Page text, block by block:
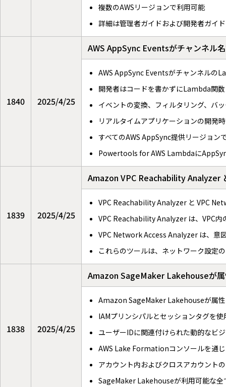
複数のAWSリージョンで利用可能
詳細は管理者ガイドおよび開発者ガイ
1840 2025/4/25
AWS AppSync Eventsがチャンネル
AWS AppSync Eventsがチャンネルの
開発者はコードを書かずにLambda関
イベントの変換、フィルタリング、バ
リアルタイムアプリケーションの開発
すべてのAWS AppSync提供リージョン
Powertools for AWS Lambdaに
1839 2025/4/25
Amazon VPC Reachability Analyzer
VPC Reachability Analyzer と VPC
VPC Reachability Analyzer は、VPC内
VPC Network Access Analyzer は、意
これらのツールは、ネットワーク設定
1838 2025/4/25
Amazon SageMaker Lakehouseが
Amazon SageMaker Lakehouseが属
IAMプリンシパルとセッションタグを
ユーザーIDに関連付けられた動的なビ
AWS Lake Formationコンソールを通
アカウント内およびクロスアカウント
SageMaker Lakehouseが利用可能な全